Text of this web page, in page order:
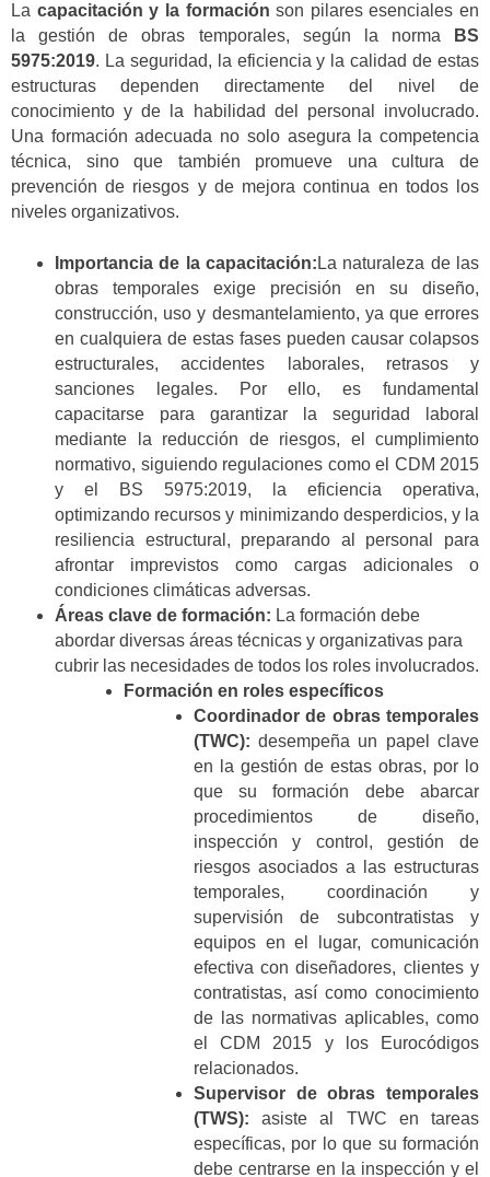
La capacitación y la formación son pilares esenciales en
la gestión de obras temporales, según la norma
BS
5975:2019. La seguridad, la eficiencia y la calidad de estas
estructuras dependen directamente del nivel de
conocimiento y de la habilidad del personal involucrado.
Una formación adecuada no solo asegura la competencia
técnica, sino que también promueve una cultura de
prevención de riesgos y de mejora continua en todos los
niveles organizativos.
Importancia de la capacitación: La naturaleza de las
obras temporales exige precisión en su diseño,
construcción, uso y desmantelamiento, ya que errores
en cualquiera de estas fases pueden causar colapsos
estructurales, accidentes laborales, retrasos y
sanciones legales. Por ello, es fundamental
capacitarse para garantizar la seguridad laboral
mediante la reducción de riesgos, el cumplimiento
normativo, siguiendo regulaciones como el CDM 2015
y el BS 5975:2019, la eficiencia operativa,
optimizando recursos y minimizando desperdicios, y la
resiliencia estructural, preparando al personal para
afrontar imprevistos como cargas adicionales o
condiciones climáticas adversas.
Áreas clave de formación: La formación debe
abordar diversas áreas técnicas y organizativas para
cubrir las necesidades de todos los roles involucrados.
Formación en roles específicos
Coordinador de obras temporales
(TWC): desempeña un papel clave
en la gestión de estas obras, por lo
que su formación debe abarcar
procedimientos de diseño,
inspección y control, gestión de
riesgos asociados a las estructuras
temporales, coordinación y
supervisión de subcontratistas y
equipos en el lugar, comunicación
efectiva con diseñadores, clientes y
contratistas, así como conocimiento
de las normativas aplicables, como
el CDM 2015 y los Eurocódigos
relacionados.
Supervisor de obras temporales
(TWS): asiste al TWC en tareas
específicas, por lo que su formación
debe centrarse en la inspección y el